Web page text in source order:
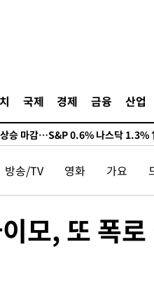
국제 경제 금융 산업
상승 마감…S&P 0.6% 나스닥 1.3%↑
승 마감…S&P 0.6% 나스닥
상승 마감…S&P 0.6% 나스닥
방송/TV 영화 가요
모, 또 폭